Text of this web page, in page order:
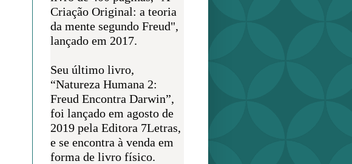
Criação Original: a teoria
da mente segundo Freud",
lançado em 2017.
Seu último livro,
“Natureza Humana 2:
Freud Encontra Darwin”,
foi lançado em agosto de
2019 pela Editora 7Letras,
e se encontra à venda em
forma de livro físico.